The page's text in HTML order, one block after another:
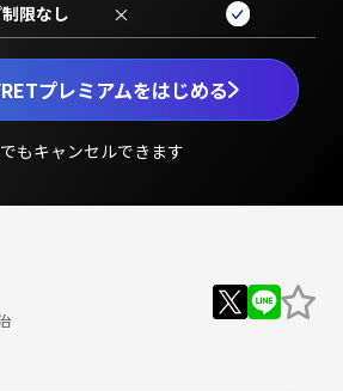
プレミアムをはじめる
もキャンセルできます
限なし ×